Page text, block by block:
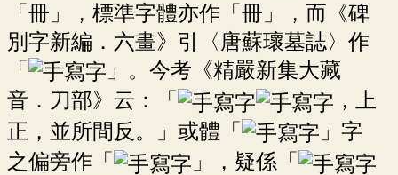
「冊」，標準字體亦作「冊」，而《碑
別字新編．六畫》引〈唐蘇瓌墓誌〉作
「
」。今考《精嚴新集大藏
音．刀部》云：「
，上
正，並所間反。」或體「
」字
之偏旁作「
」，疑係「